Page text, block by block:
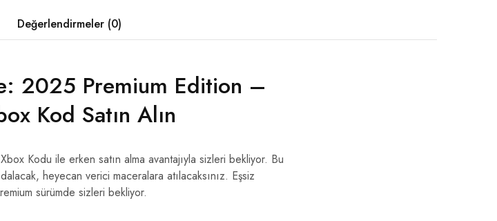
Değerlendirmeler (0)
2025 Premium Edition –
Kod Satın Alın
Kodu ile erken satın alma avantajıyla sizleri bekliyor. Bu
heyecan verici maceralara atılacaksınız. Eşsiz
sürümde sizleri bekliyor.